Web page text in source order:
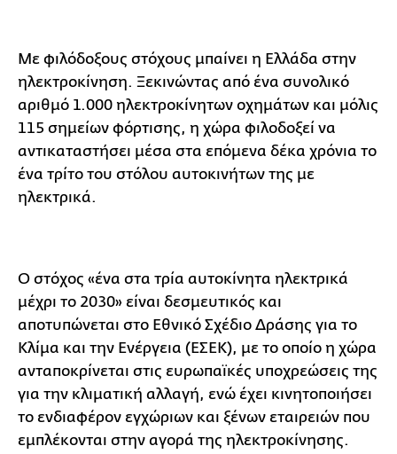
Με φιλόδοξους στόχους μπαίνει η Ελλάδα στην
ηλεκτροκίνηση. Ξεκινώντας από ένα συνολικό
αριθμό 1.000 ηλεκτροκίνητων οχημάτων και μόλις
115 σημείων φόρτισης, η χώρα φιλοδοξεί να
αντικαταστήσει μέσα στα επόμενα δέκα χρόνια το
ένα τρίτο του στόλου αυτοκινήτων της με
ηλεκτρικά.
Ο στόχος «ένα στα τρία αυτοκίνητα ηλεκτρικά
μέχρι το 2030» είναι δεσμευτικός και
αποτυπώνεται στο Εθνικό Σχέδιο Δράσης για το
Κλίμα και την Ενέργεια (ΕΣΕΚ), με το οποίο η χώρα
ανταποκρίνεται στις ευρωπαϊκές υποχρεώσεις της
για την κλιματική αλλαγή, ενώ έχει κινητοποιήσει
το ενδιαφέρον εγχώριων και ξένων εταιρειών που
εμπλέκονται στην αγορά της ηλεκτροκίνησης.